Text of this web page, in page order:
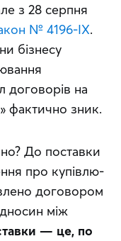
з 28 серпня
№ 4196-IX.
бізнесу
договорів на
фактично зник.
До поставки
про купівлю-
договором
між
— це, по